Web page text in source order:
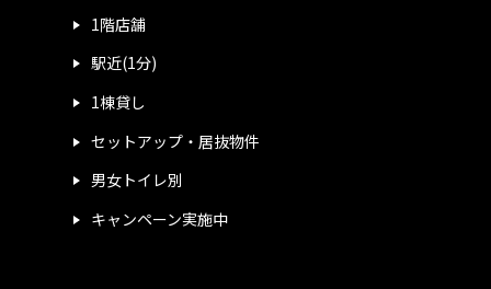
1階店舗
駅近(1分)
1棟貸し
セットアップ・居抜物件
男女トイレ別
キャンペーン実施中